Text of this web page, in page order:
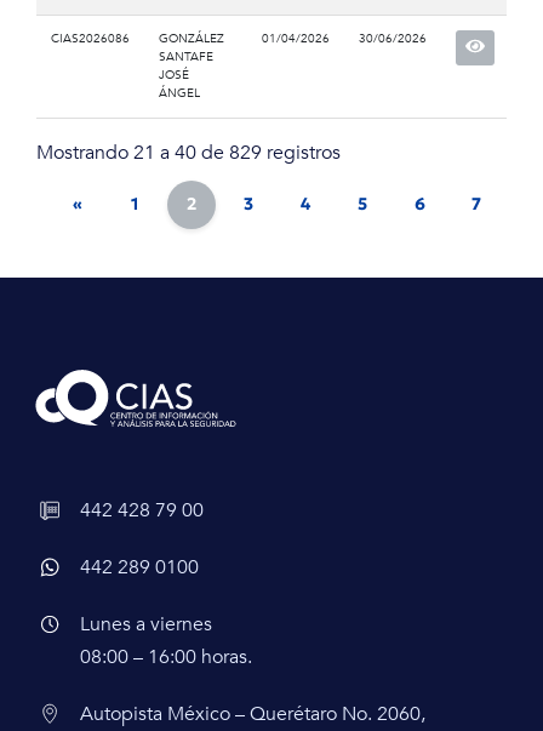
CIAS2026086
GONZÁLEZ
SANTAFE
JOSÉ
ÁNGEL
01/04/2026 30/06/2026
Mostrando 21 a 40 de 829 registros
« 1 2 3 4 5 6 7
442 428 79 00
442 289 0100
Lunes a viernes
08:00 – 16:00 horas.
Autopista México – Querétaro No. 2060,